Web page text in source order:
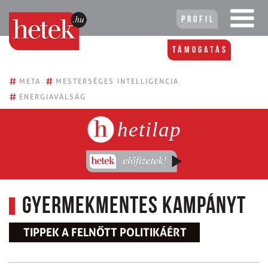
Profil
Támogatás
# META # MESTERSÉGES INTELLIGENCIA
# ENERGIAVÁLSÁG
hetilap
Gyermekmentes kampányt
TIPPEK A FELNŐTT POLITIKÁÉRT